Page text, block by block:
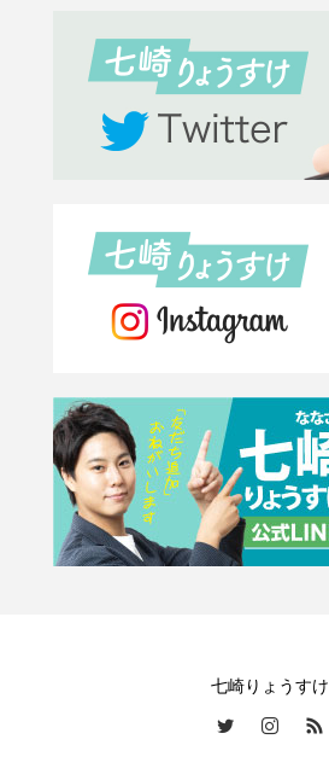
七崎りょうすけ